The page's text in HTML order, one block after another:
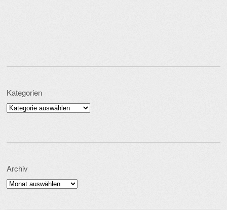
Kategorien
Kategorien
Archiv
Archiv